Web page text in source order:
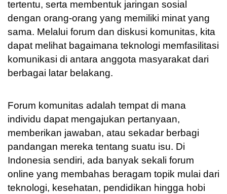
tertentu, serta membentuk jaringan sosial
dengan orang-orang yang memiliki minat yang
sama. Melalui forum dan diskusi komunitas, kita
dapat melihat bagaimana teknologi memfasilitasi
komunikasi di antara anggota masyarakat dari
berbagai latar belakang.
Forum komunitas adalah tempat di mana
individu dapat mengajukan pertanyaan,
memberikan jawaban, atau sekadar berbagi
pandangan mereka tentang suatu isu. Di
Indonesia sendiri, ada banyak sekali forum
online yang membahas beragam topik mulai dari
teknologi, kesehatan, pendidikan hingga hobi